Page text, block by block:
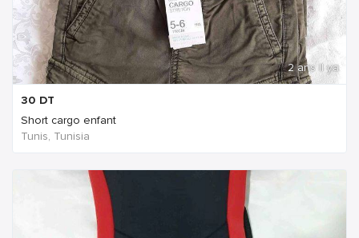
2 ans Il ya
30 DT
Short cargo enfant
Tunis, Tunisia